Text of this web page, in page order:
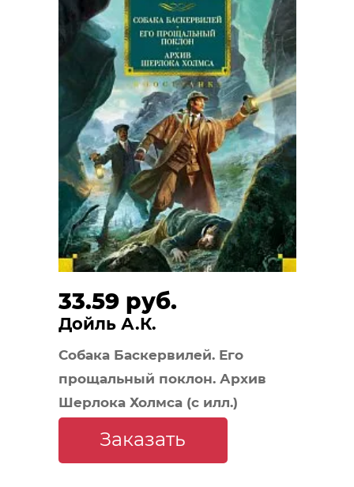
33.59 руб.
Дойль А.К.
Собака Баскервилей. Его
прощальный поклон. Архив
Шерлока Холмса (с илл.)
Заказать